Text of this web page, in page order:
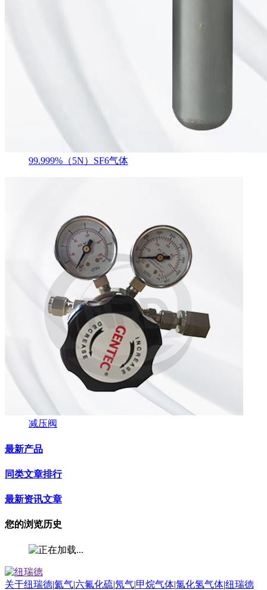
99.999%（5N）SF6气体
减压阀
最新产品
同类文章排行
最新资讯文章
您的浏览历史
关于纽瑞德|氦气|六氟化硫|氖气|甲烷气体|氯化氢气体|纽瑞德